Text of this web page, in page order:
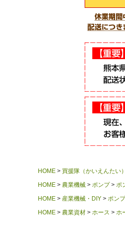
HOME 買援隊（かいえんたい
HOME
農業機械 ポンプ ポ
HOME
産業機械・DIY ポンプ
HOME
農業資材 ホース ホ